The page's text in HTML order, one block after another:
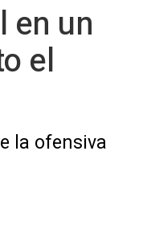
en un
el
la ofensiva